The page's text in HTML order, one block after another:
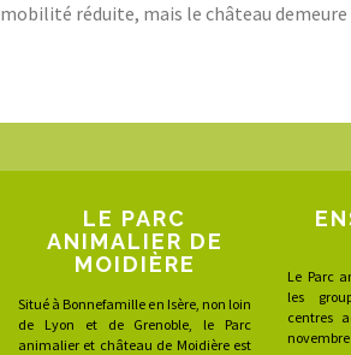
mobilité réduite, mais le château demeure
LE PARC
ANIMALIER DE
MOIDIÈRE
Situé à Bonnefamille en Isère, non loin
de Lyon et de Grenoble, le Parc
animalier et château de Moidière est
Le Parc
les
centres